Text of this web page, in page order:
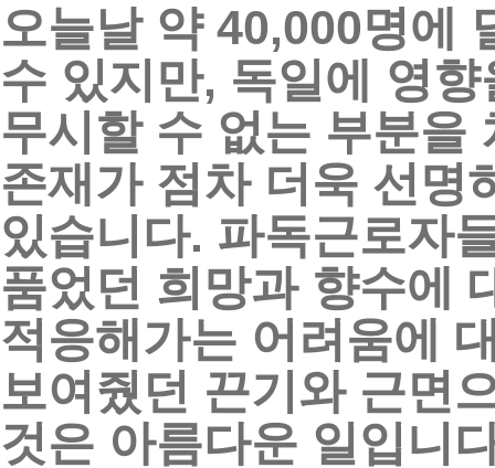
오늘날 약 40,000명에
수 있지만, 독일에 영향
무시할 수 없는 부분을
존재가 점차 더욱 선명
있습니다. 파독근로자
품었던 희망과 향수에
적응해가는 어려움에
보여줬던 끈기와 근면
것은 아름다운 일입니